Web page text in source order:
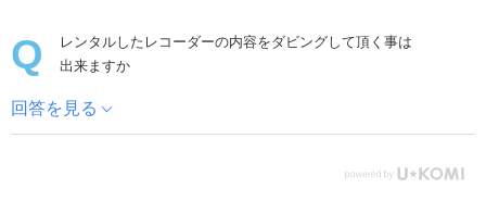
レンタルしたレコーダーの内容をダビングして頂く事は
出来ますか
回答を見る